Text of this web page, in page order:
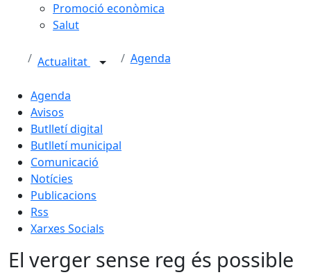
Promoció econòmica
Salut
Actualitat Agenda
Agenda
Avisos
Butlletí digital
Butlletí municipal
Comunicació
Notícies
Publicacions
Rss
Xarxes Socials
El verger sense reg és possible